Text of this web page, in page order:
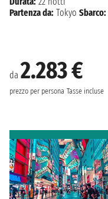
da 2.283 €
prezzo per persona Tasse incluse
Partenza da: Tokyo Sbarco: